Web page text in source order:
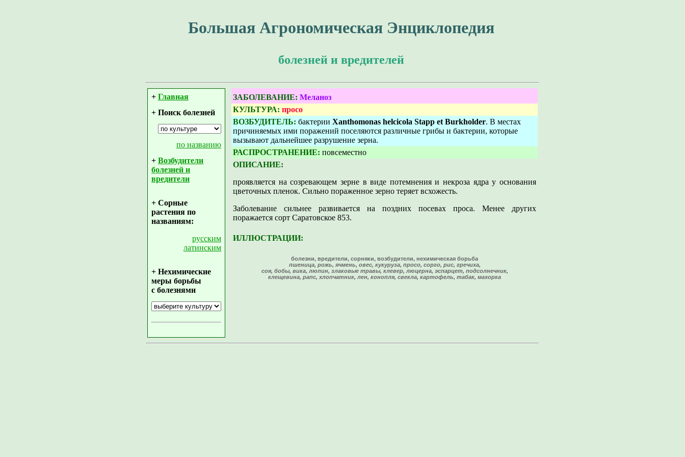
Большая Агрономическая Энциклопедия
болезней и вредителей
+ Главная
+ Поиск болезней
по названию
+ Возбудители
болезней и
вредители
+ Сорные
растения по
названиям:
русским
латинским
+ Нехимические
меры борьбы
с болезнями
ЗАБОЛЕВАНИЕ: Меланоз
КУЛЬТУРА: просо
ВОЗБУДИТЕЛЬ: бактерии Xanthomonas helcicola Stapp et Burkholder. В местах
причиняемых ими поражений поселяются различные грибы и бактерии, которые
вызывают дальнейшее разрушение зерна.
РАСПРОСТРАНЕНИЕ: повсеместно
ОПИСАНИЕ:
проявляется на созревающем зерне в виде потемнения и некроза ядра у основания
цветочных пленок. Сильно пораженное зерно теряет всхожесть.
Заболевание сильнее развивается на поздних посевах проса. Менее других
поражается сорт Саратовское 853.
ИЛЛЮСТРАЦИИ:
болезни, вредители, сорняки, возбудители, нехимическая борьба
пшеница, рожь, ячмень, овес, кукуруза, просо, сорго, рис, гречиха,
соя, бобы, вика, люпин, злаковые травы, клевер, люцерна, эспарцет, подсолнечник,
клещевина, рапс, хлопчатник, лен, конопля, свекла, картофель, табак, махорка